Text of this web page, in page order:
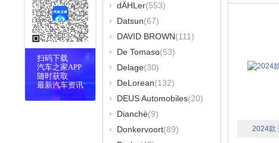
dÄHLer(553)
Datsun(67)
DAVID BROWN(111)
De Tomaso(53)
Delage(30)
DeLorean(132)
DEUS Automobiles(20)
Dianchè(9)
Donkervoort(89)
2024款
扫码下载
汽车之家APP
随时获取
最新汽车资讯